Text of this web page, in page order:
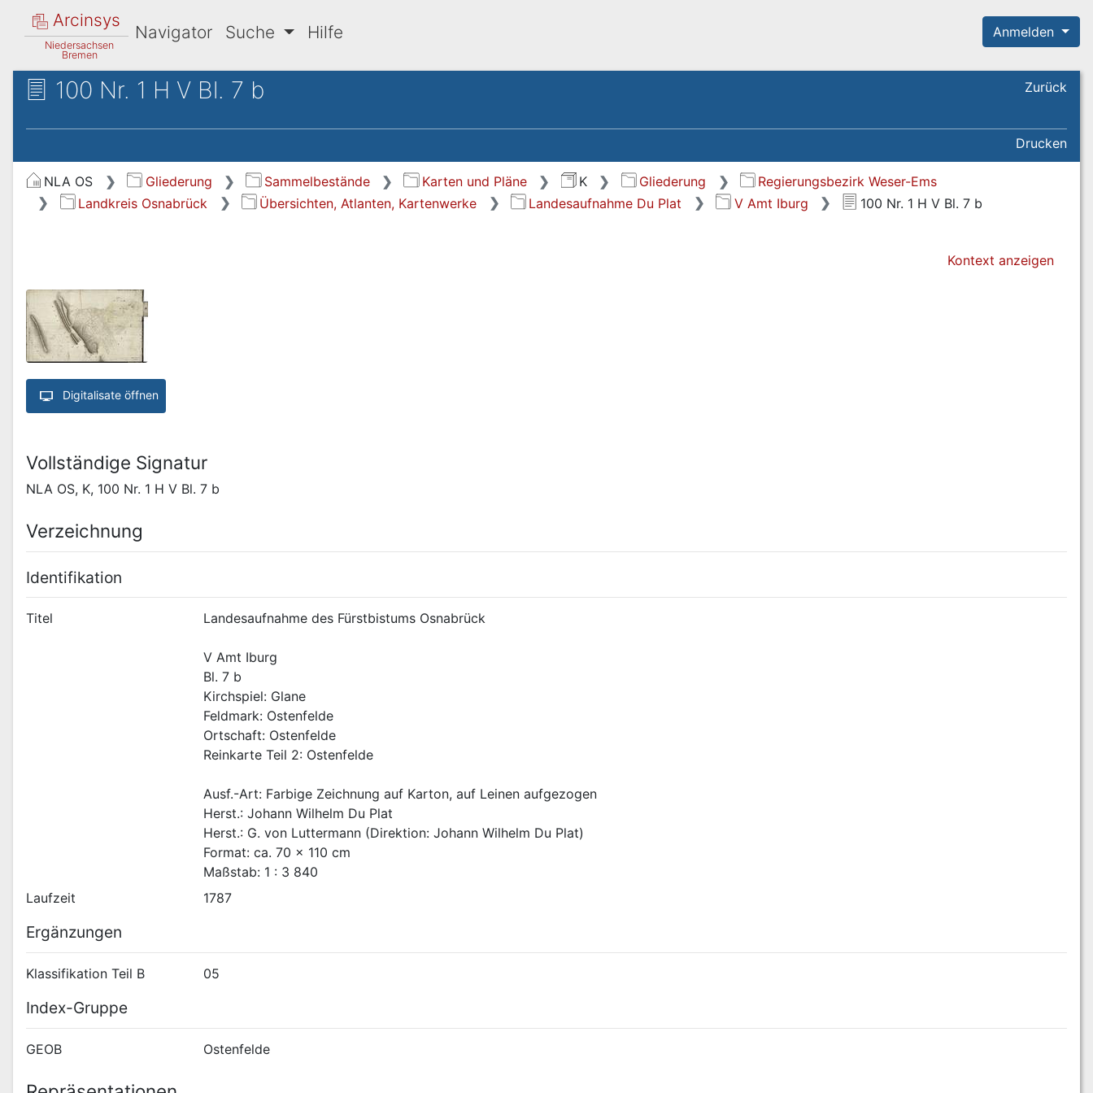
Arcinsys
Niedersachsen
Bremen
Navigator Suche Hilfe Anmelden
100 Nr. 1 H V Bl. 7 b Zurück
Drucken
NLA OS Gliederung Sammelbestände Karten und Pläne K Gliederung
Regierungsbezirk Weser-Ems
Landkreis Osnabrück
Übersichten, Atlanten, Kartenwerke Landesaufnahme Du Plat V Amt Iburg 100 Nr. 1 H V Bl. 7 b
Kontext anzeigen
Digitalisate öffnen
Vollständige Signatur
NLA OS, K, 100 Nr. 1 H V Bl. 7 b
Verzeichnung
Identifikation
Titel Landesaufnahme des Fürstbistums Osnabrück
V Amt Iburg
Bl. 7 b
Kirchspiel: Glane
Feldmark: Ostenfelde
Ortschaft: Ostenfelde
Reinkarte Teil 2: Ostenfelde
Ausf.-Art: Farbige Zeichnung auf Karton, auf Leinen aufgezogen
Herst.: Johann Wilhelm Du Plat
Herst.: G. von Luttermann (Direktion: Johann Wilhelm Du Plat)
Format: ca. 70 x 110 cm
Maßstab: 1 : 3 840
Laufzeit
1787
Ergänzungen
Klassifikation Teil B 05
Index-Gruppe
GEOB Ostenfelde